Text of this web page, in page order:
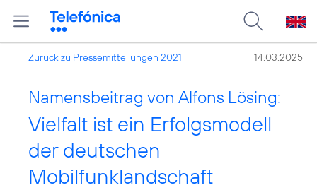
Zurück zu Pressemitteilungen 2021 14.03.2025
Namensbeitrag von Alfons Lösing:
Vielfalt ist ein Erfolgsmodell
der deutschen
Mobilfunklandschaft